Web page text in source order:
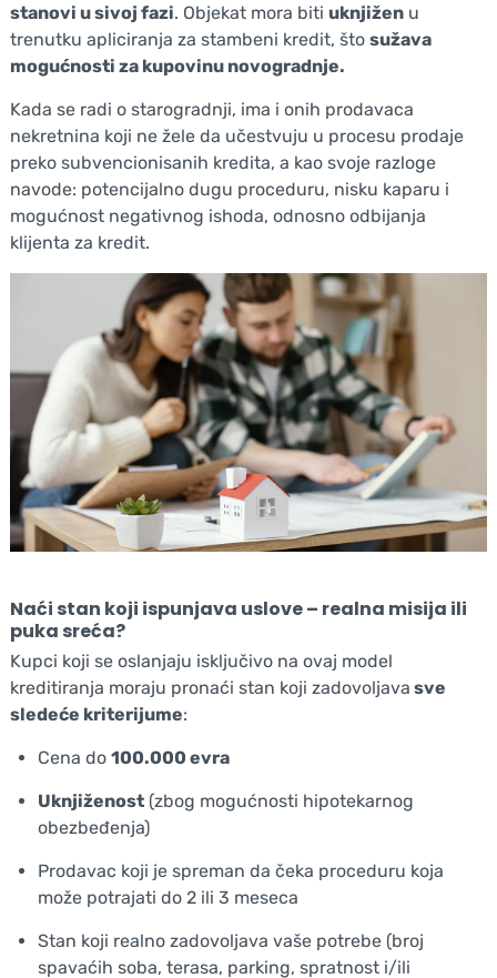
stanovi u sivoj fazi. Objekat mora biti uknjiženu
trenutku apliciranja za stambeni kredit, što sužava
mogućnosti za kupovinu novogradnje.
Kada se radi o starogradnji, ima i onih prodavaca
nekretnina koji ne žele da učestvuju u procesu prodaje
preko subvencionisanih kredita, a kao svoje razloge
navode: potencijalno dugu proceduru, nisku kaparu i
mogućnost negativnog ishoda, odnosno odbijanja
klijenta za kredit.
Naći stan koji ispunjava uslove – realna misija ili
puka sreća?
Kupci koji se oslanjaju isključivo na ovaj model
kreditiranja moraju pronaći stan koji zadovoljava sve
sledeće kriterijume:
Cena do 100.000 evra
Uknjiženost(zbog mogućnosti hipotekarnog
obezbeđenja)
Prodavac koji je spreman da čeka proceduru koja
može potrajati do 2 ili 3 meseca
Stan koji realno zadovoljava vaše potrebe (broj
spavaćih soba, terasa, parking, spratnost i/ili